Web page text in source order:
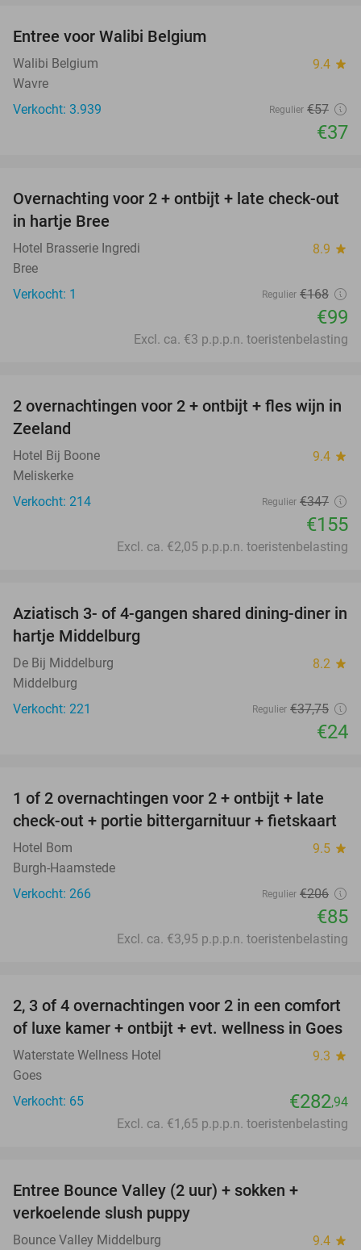
Entree voor Walibi Belgium
Walibi Belgium 9.4 star
Wavre
Verkocht: 3.939
Regulier €57
€37
41%
TODAY
Overnachting voor 2 + ontbijt + late check-out
in hartje Bree
Hotel Brasserie Ingredi 8.9 star
Bree
Verkocht: 1
Regulier €168
€99
Excl. ca. €3 p.p.p.n. toeristenbelasting
55%
2 overnachtingen voor 2 + ontbijt + fles wijn in
Zeeland
Hotel Bij Boone 9.4 star
Meliskerke
Verkocht: 214
Regulier €347
€155
Excl. ca. €2,05 p.p.p.n. toeristenbelasting
36%
Aziatisch 3- of 4-gangen shared dining-diner in
hartje Middelburg
De Bij Middelburg 8.2 star
Middelburg
Verkocht: 221
Regulier €37,75
€24
59%
1 of 2 overnachtingen voor 2 + ontbijt + late
check-out + portie bittergarnituur + fietskaart
Hotel Bom 9.5 star
Burgh-Haamstede
Verkocht: 266
Regulier €206
€85
Excl. ca. €3,95 p.p.p.n. toeristenbelasting
2, 3 of 4 overnachtingen voor 2 in een comfort
of luxe kamer + ontbijt + evt. wellness in Goes
Waterstate Wellness Hotel 9.3 star
Goes
Verkocht: 65
€282,94
Excl. ca. €1,65 p.p.p.n. toeristenbelasting
Entree Bounce Valley (2 uur) + sokken +
verkoelende slush puppy
Bounce Valley Middelburg 9.4 star